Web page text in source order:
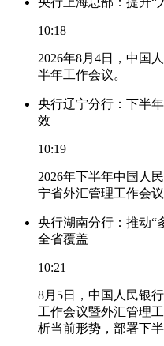
10:18
2026年8月4日，中国
半年工作会议。
央行辽宁分行：下半
效
10:19
2026年下半年中国人
宁省外汇管理工作会议
央行湖南分行：推动“
全省覆盖
10:21
8月5日，中国人民银
工作会议暨外汇管理
析当前形势，部署下半